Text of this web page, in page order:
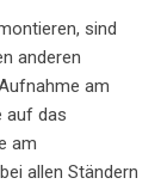
sind
anderen
am
auf das
am
allen Ständern